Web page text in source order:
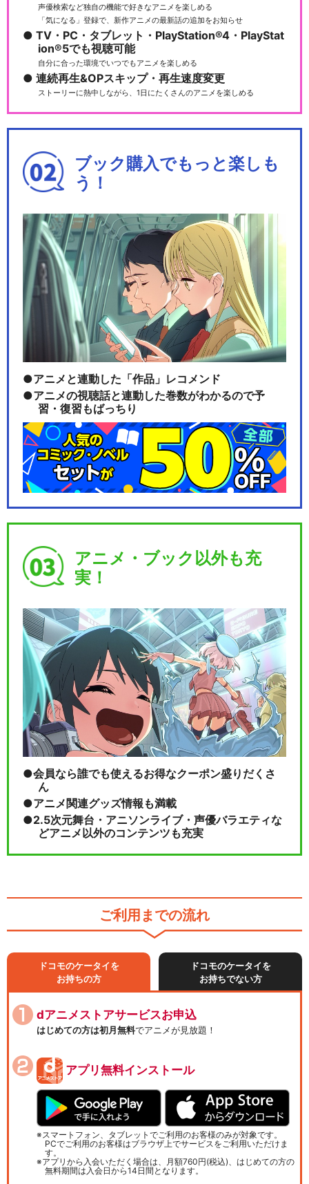
声優検索など独自の機能で好きなアニメを楽しめる
「気になる」登録で、新作アニメの最新話の追加をお知らせ
TV・PC・タブレット・PlayStation®4・PlayStat
ion®5でも視聴可能
自分に合った環境でいつでもアニメを楽しめる
連続再生&OPスキップ・再生速度変更
ストーリーに熱中しながら、1日にたくさんのアニメを楽しめる
ブック購入でもっと楽しも
う！
アニメと連動した「作品」レコメンド
アニメの視聴話と連動した巻数がわかるので予
習・復習もばっちり
アニメ・ブック以外も充
実！
会員なら誰でも使えるお得なクーポン盛りだくさ
ん
アニメ関連グッズ情報も満載
2.5次元舞台・アニソンライブ・声優バラエティな
どアニメ以外のコンテンツも充実
ご利用までの流れ
ドコモのケータイを
お持ちの方
ドコモのケータイを
お持ちでない方
dアニメストアサービスお申込
はじめての方は初月無料でアニメが見放題！
アプリ無料インストール
スマートフォン、タブレットでご利用のお客様のみが対象です。
PCでご利用のお客様はブラウザ上でサービスをご利用いただけま
す。
アプリから入会いただく場合は、月額760円(税込)、はじめての方の
無料期間は入会日から14日間となります。